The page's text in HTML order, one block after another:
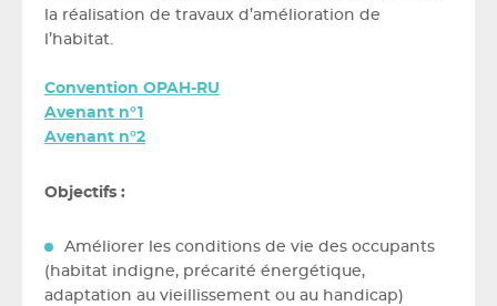
la réalisation de travaux d’amélioration de
l’habitat.
Convention OPAH-RU
Avenant n°1
Avenant n°2
Objectifs :
Améliorer les conditions de vie des occupants
(habitat indigne, précarité énergétique,
adaptation au vieillissement ou au handicap)